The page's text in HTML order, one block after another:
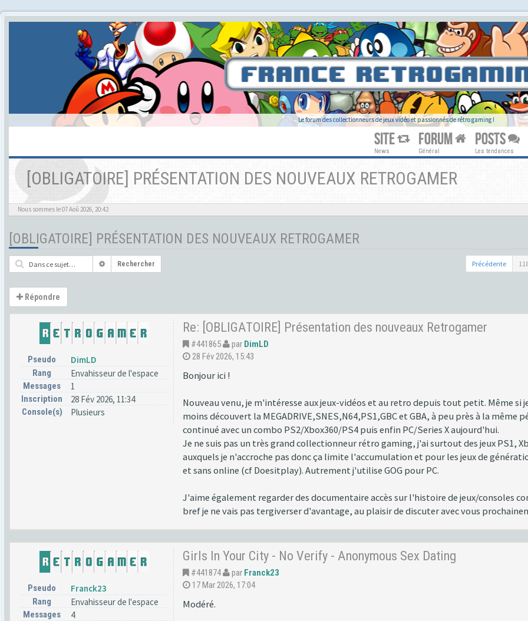
Le forum des collectionneurs de jeux vidéo et passionnés de rétro gaming !
SITE
News
FORUM
Général
POSTS
Les tendances
[OBLIGATOIRE] PRÉSENTATION DES NOUVEAUX RETROGAMER
Nous sommes le 07 Aoû 2026, 20:42
[OBLIGATOIRE] PRÉSENTATION DES NOUVEAUX RETROGAMER
Précédente
Rechercher
Répondre
Pseudo DimLD
Rang Envahisseur de l'espace
Messages 1
Inscription 28 Fév 2026, 11:34
Console(s) Plusieurs
Re: [OBLIGATOIRE] Présentation des nouveaux Retrogamer
#441865 par DimLD
28 Fév 2026, 15:43
Bonjour ici !
Nouveau venu, je m'intéresse aux jeux-vidéos et au retro depuis tout petit. Même si
moins découvert la MEGADRIVE,SNES,N64,PS1,GBC et GBA, à peu près à la
continué avec un combo PS2/Xbox360/PS4 puis enfin PC/Series X aujourd'hui.
Je ne suis pas un très grand collectionneur rétro gaming, j'ai surtout des jeux PS1,
auxquels je n'accroche pas donc ça limite l'accumulation et pour les jeux de
et sans online (cf Doesitplay). Autrement j'utilise GOG pour PC.
J'aime également regarder des documentaire accès sur l'histoire de jeux/consoles
bref je ne vais pas tergiverser d'avantage, au plaisir de discuter avec vous
Pseudo Franck23
Rang Envahisseur de l'espace
Messages 4
Girls In Your City - No Verify - Anonymous Sex Dating
#441874 par Franck23
17 Mar 2026, 17:04
Modéré.